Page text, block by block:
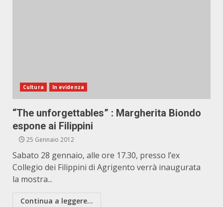
Cultura In evidenza
“The unforgettables” : Margherita Biondo
espone ai Filippini
25 Gennaio 2012
Sabato 28 gennaio, alle ore 17.30, presso l’ex
Collegio dei Filippini di Agrigento verrà inaugurata
la mostra...
Continua a leggere...